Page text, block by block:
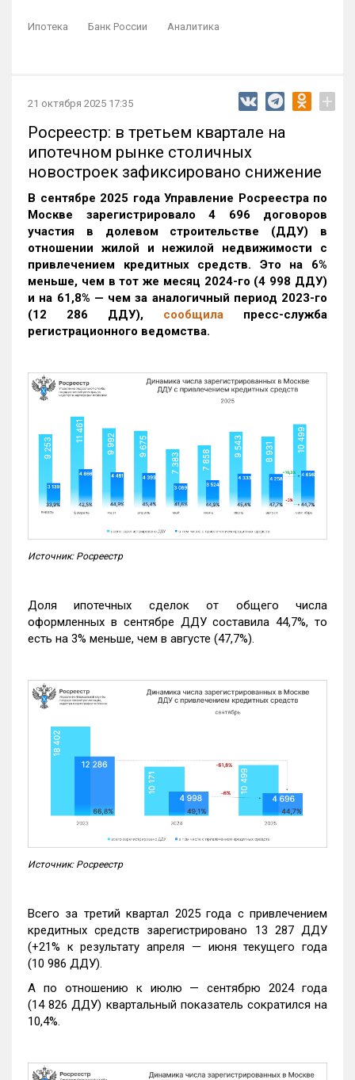
Ипотека Банк России Аналитика
21 октября 2025 17:35 +
Росреестр: в третьем квартале на
ипотечном рынке столичных
новостроек зафиксировано снижение
В сентябре 2025 года Управление Росреестра по
Москве зарегистрировало 4 696 договоров
участия в долевом строительстве (ДДУ) в
отношении жилой и нежилой недвижимости с
привлечением кредитных средств. Это на 6%
меньше, чем в тот же месяц 2024-го (4 998 ДДУ)
и на 61,8% — чем за аналогичный период 2023-го
(12 286 ДДУ), сообщила пресс-служба
регистрационного ведомства.
Источник: Росреестр
Доля ипотечных сделок от общего числа
оформленных в сентябре ДДУ составила 44,7%, то
есть на 3% меньше, чем в августе (47,7%).
Источник: Росреестр
Всего за третий квартал 2025 года с привлечением
кредитных средств зарегистрировано 13 287 ДДУ
(+21% к результату апреля — июня текущего года
(10 986 ДДУ).
А по отношению к июлю — сентябрю 2024 года
(14 826 ДДУ) квартальный показатель сократился на
10,4%.